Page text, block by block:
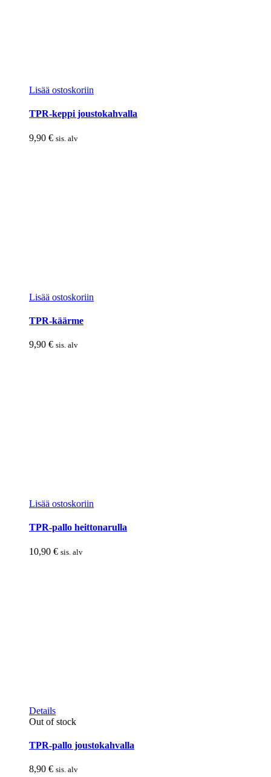
Lisää ostoskoriin
TPR-keppi joustokahvalla
9,90 € sis. alv
Lisää ostoskoriin
TPR-käärme
9,90 € sis. alv
Lisää ostoskoriin
TPR-pallo heittonarulla
10,90 € sis. alv
Details
Out of stock
TPR-pallo joustokahvalla
8,90 € sis. alv